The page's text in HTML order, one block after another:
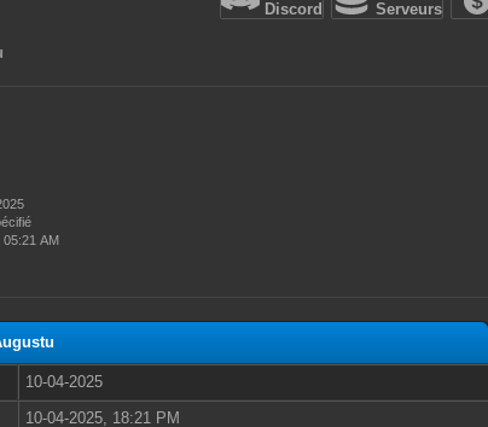
Discord Serveurs
AM
10-04-2025
10-04-2025, 18:21 PM